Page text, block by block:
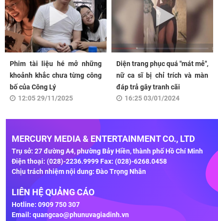
Phim tài liệu hé mở những
khoảnh khắc chưa từng công
bố của Công Lý
12:05 29/11/2025
Diện trang phục quá "mát mẻ",
nữ ca sĩ bị chỉ trích và màn
đáp trả gây tranh cãi
16:25 03/01/2024
MERCURY MEDIA & ENTERTAINMENT CO., LTD
Trụ sở: 27 đường A4, phường Bảy Hiền, thành phố Hồ Chí Minh
Điện thoại: (028)-2236.9999 Fax: (028)-6268.0458
Chịu trách nhiệm nội dung: Đào Trọng Nhân
LIÊN HỆ QUẢNG CÁO
Hotline: 0909 750 307
Email: quangcao@phunuvagiadinh.vn